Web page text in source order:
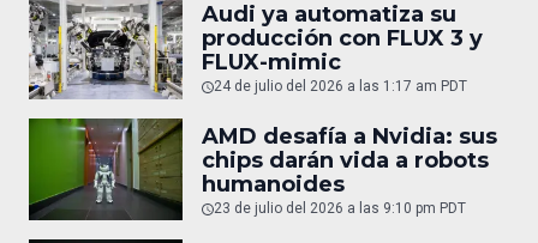
Audi ya automatiza su
producción con FLUX 3 y
FLUX-mimic
24 de julio del 2026 a las 1:17 am PDT
AMD desafía a Nvidia: sus
chips darán vida a robots
humanoides
23 de julio del 2026 a las 9:10 pm PDT